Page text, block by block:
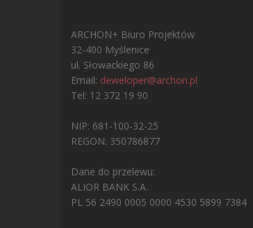
ARCHON+ Biuro Projektów
32-400 Myślenice
ul. Słowackiego 86
Email: deweloper@archon.pl
Tel: 12 372 19 90
NIP: 681-100-32-25
REGON: 350786877
Dane do przelewu:
ALIOR BANK S.A.
PL 56 2490 0005 0000 4530 5899 7384